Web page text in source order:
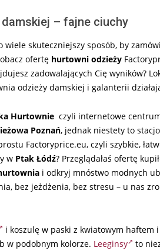
– fajne ciuchy
wiele skuteczniejszy sposób, by
ofertę hurtowni odzieży
zadowalających Cię wyników?
odzieży damskiej i galanterii
Hurtownie czyli internetowe
Poznań, jednak niestety to
Factoryprice.eu, czyli szybkie,
w Ptak Łódź? Przeglądałaś ofertę
i odkryj mnóstwo modnych
bez jeżdżenia, bez stresu – u nas
i koszulę w paski z kwiatowym
w podobnym kolorze. Leeginsy
to